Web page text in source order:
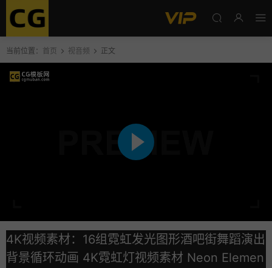
当前位置： 首页 视音频 正文
4K视频素材：16组霓虹发光图形酒吧街舞蹈演出
背景循环动画 4K霓虹灯视频素材 Neon Elemen